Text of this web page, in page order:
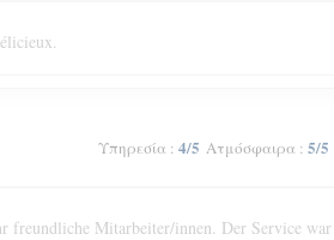
Υπηρεσία : 4/5 Ατμόσφαιρα : 5/5
freundliche Mitarbeiter/innen. Der Service